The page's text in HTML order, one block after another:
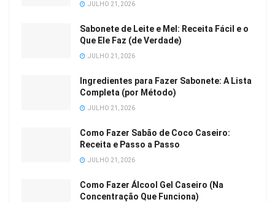
JULHO 21, 2026
Sabonete de Leite e Mel: Receita Fácil e o
Que Ele Faz (de Verdade)
JULHO 21, 2026
Ingredientes para Fazer Sabonete: A Lista
Completa (por Método)
JULHO 21, 2026
Como Fazer Sabão de Coco Caseiro:
Receita e Passo a Passo
JULHO 21, 2026
Como Fazer Álcool Gel Caseiro (Na
Concentração Que Funciona)